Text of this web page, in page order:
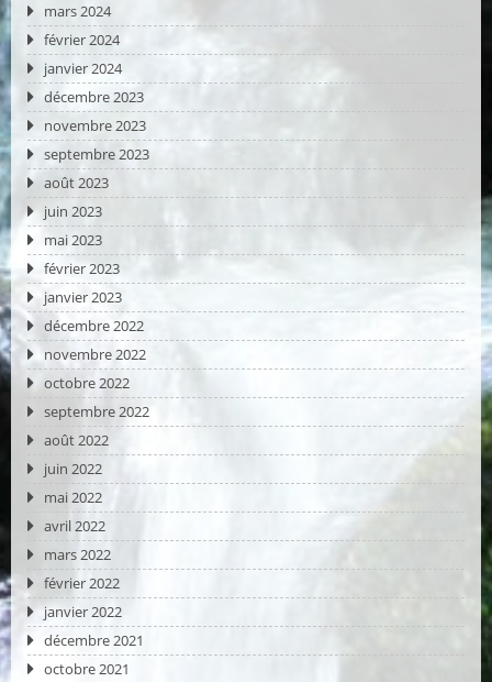
mars 2024
février 2024
janvier 2024
décembre 2023
novembre 2023
septembre 2023
août 2023
juin 2023
mai 2023
février 2023
janvier 2023
décembre 2022
novembre 2022
octobre 2022
septembre 2022
août 2022
juin 2022
mai 2022
avril 2022
mars 2022
février 2022
janvier 2022
décembre 2021
octobre 2021